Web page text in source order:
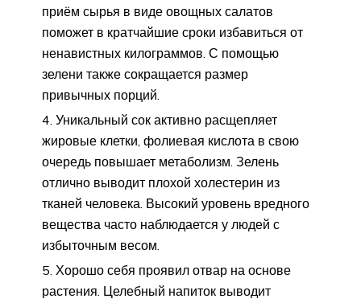
приём сырья в виде овощных салатов
поможет в кратчайшие сроки избавиться от
ненавистных килограммов. С помощью
зелени также сокращается размер
привычных порций.
Уникальный сок активно расщепляет
жировые клетки, фолиевая кислота в свою
очередь повышает метаболизм. Зелень
отлично выводит плохой холестерин из
тканей человека. Высокий уровень вредного
вещества часто наблюдается у людей с
избыточным весом.
Хорошо себя проявил отвар на основе
растения. Целебный напиток выводит